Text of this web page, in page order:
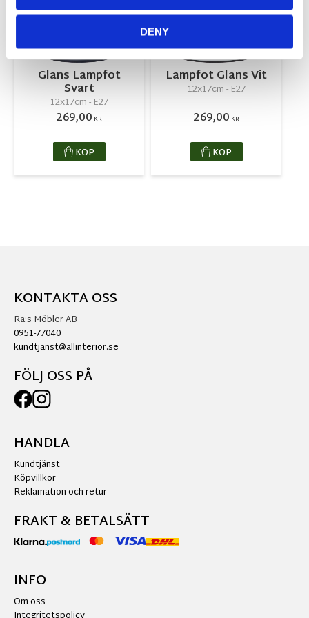
DENY
Glans Lampfot
Svart
12x17cm - E27
269,00 KR
KÖP
Lampfot Glans Vit
12x17cm - E27
269,00 KR
KÖP
KONTAKTA OSS
Ra:s Möbler AB
0951-77040
kundtjanst@allinterior.se
FÖLJ OSS PÅ
HANDLA
Kundtjänst
Köpvillkor
Reklamation och retur
FRAKT & BETALSÄTT
INFO
Om oss